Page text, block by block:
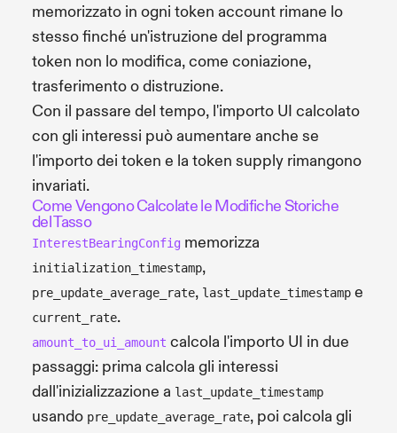
memorizzato in ogni token account rimane lo
stesso finché un'istruzione del programma
token non lo modifica, come coniazione,
trasferimento o distruzione.
Con il passare del tempo, l'importo UI calcolato
con gli interessi può aumentare anche se
l'importo dei token e la token supply rimangono
invariati.
Come Vengono Calcolate le Modifiche Storiche
del Tasso
InterestBearingConfig memorizza
initialization_timestamp,
pre_update_average_rate, last_update_timestamp e
current_rate.
amount_to_ui_amount calcola l'importo UI in due
passaggi: prima calcola gli interessi
dall'inizializzazione a last_update_timestamp
usando pre_update_average_rate, poi calcola gli